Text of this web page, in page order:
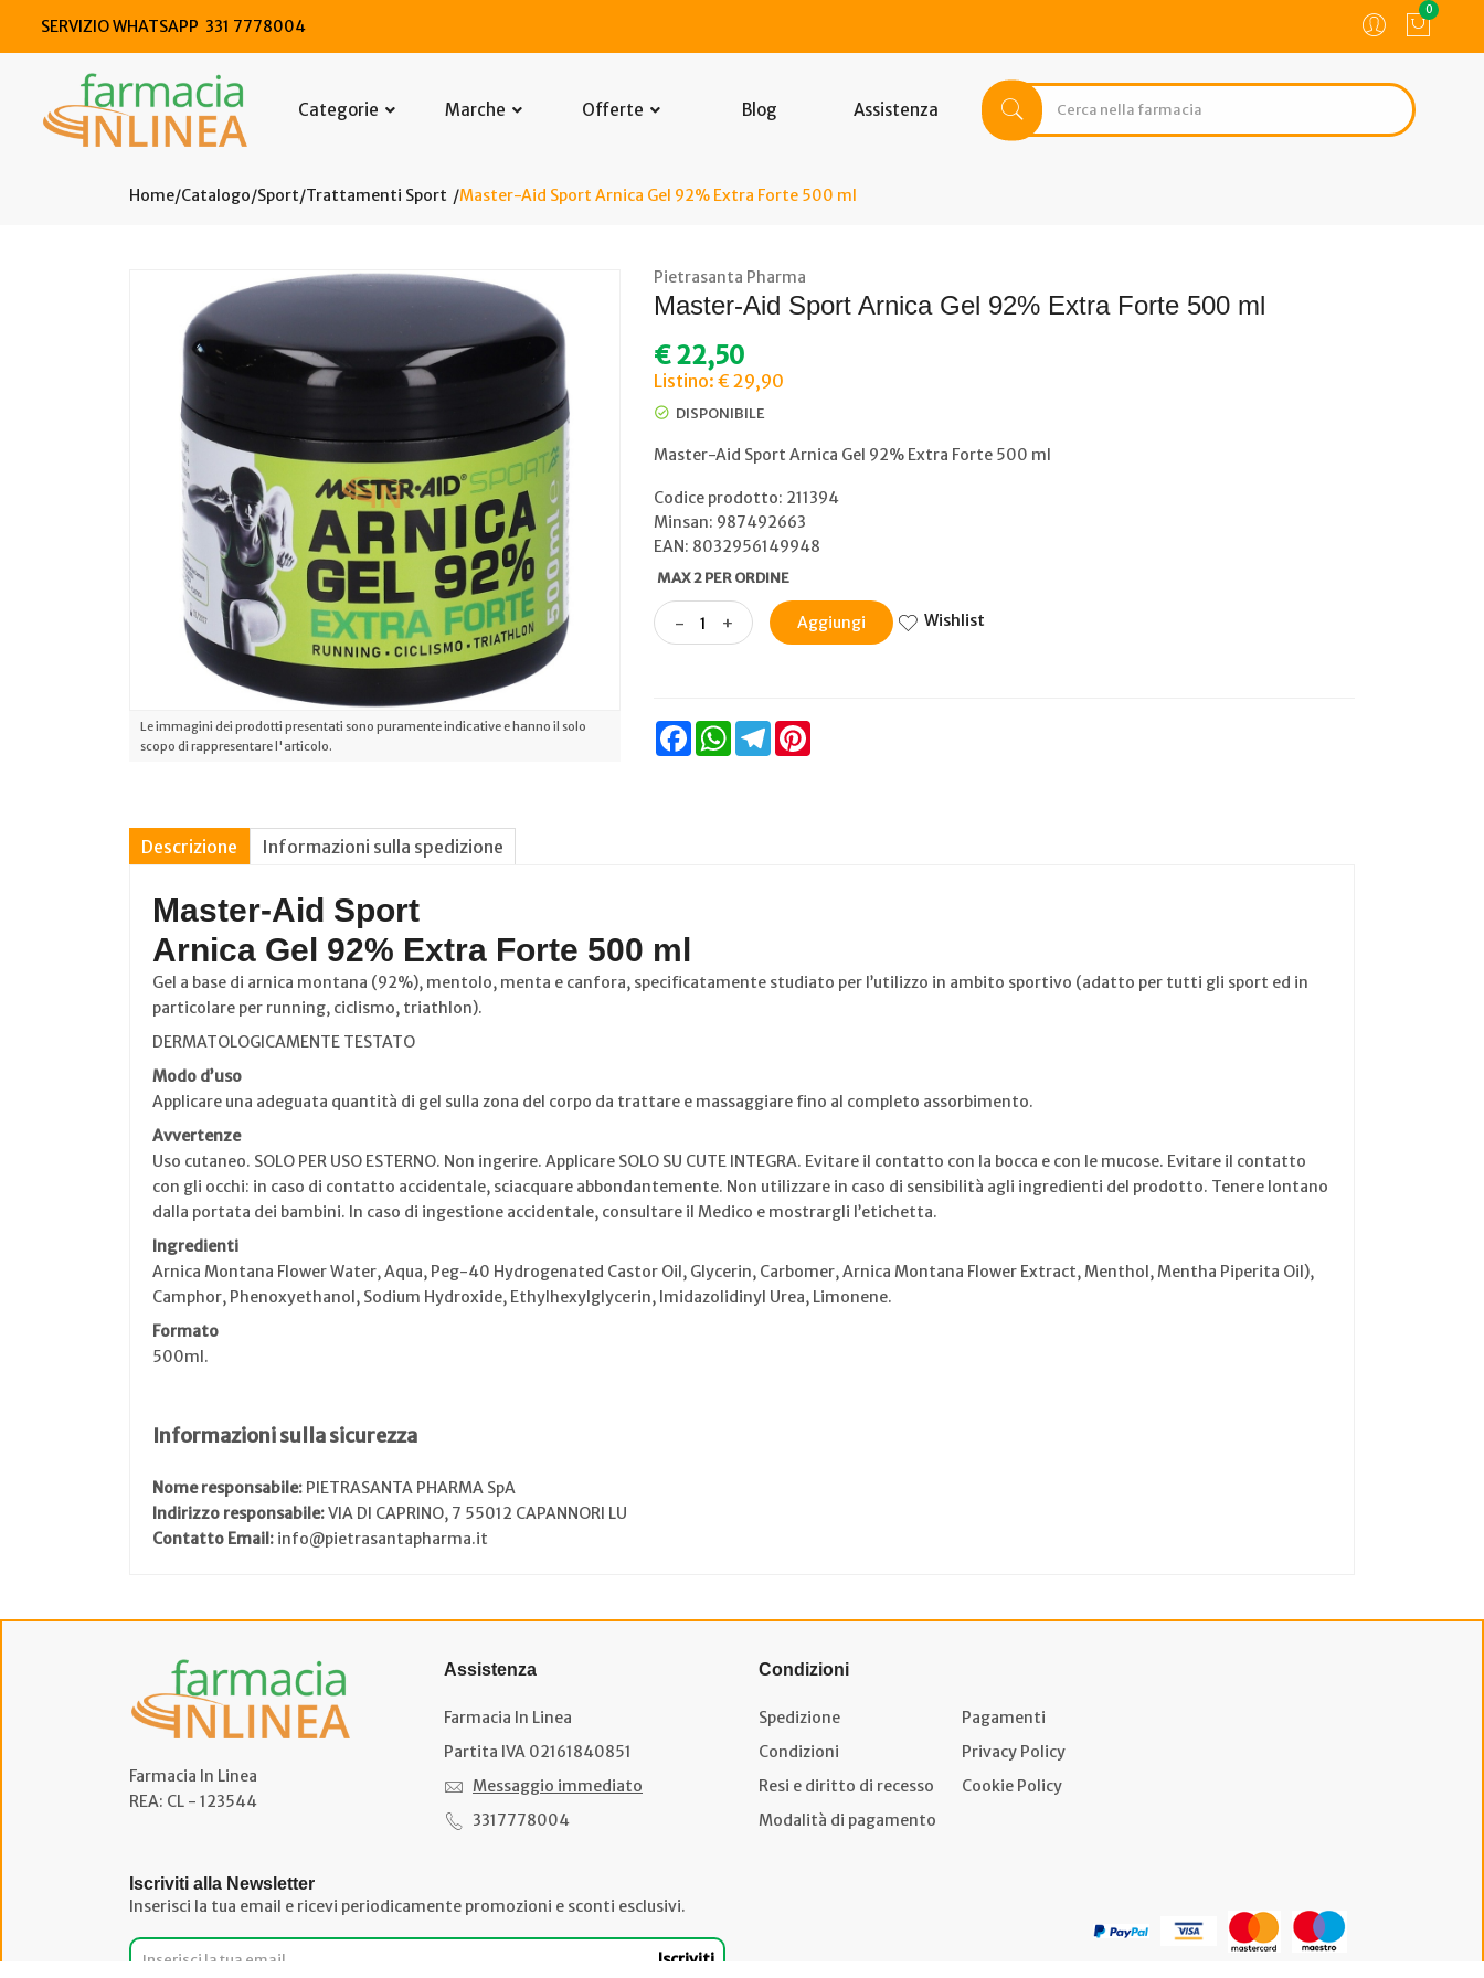
SERVIZIO WHATSAPP 331 7778004
0
Categorie Marche Offerte Blog Assistenza
Home Catalogo/Sport/Trattamenti Sport Master-Aid Sport Arnica Gel 92% Extra Forte 500 ml
Le immagini dei prodotti presentati sono puramente indicative e hanno il solo
scopo di rappresentare l'articolo.
Pietrasanta Pharma
Master-Aid Sport Arnica Gel 92% Extra Forte 500 ml
€22,50
Listino: € 29,90
DISPONIBILE
Master-Aid Sport Arnica Gel 92% Extra Forte 500 ml
Codice prodotto: 211394
Minsan: 987492663
EAN: 8032956149948
MAX 2 PER ORDINE
- + Aggiungi Wishlist
FacebookWhatsAppTelegram
Descrizione Informazioni sulla spedizione
Master-Aid Sport
Arnica Gel 92% Extra Forte 500 ml
Gel a base di arnica montana (92%), mentolo, menta e canfora, specificatamente studiato per l’utilizzo in ambito sportivo (adatto per tutti gli sport ed in
particolare per running, ciclismo, triathlon).
DERMATOLOGICAMENTE TESTATO
Modo d’uso
Applicare una adeguata quantità di gel sulla zona del corpo da trattare e massaggiare fino al completo assorbimento.
Avvertenze
Uso cutaneo. SOLO PER USO ESTERNO. Non ingerire. Applicare SOLO SU CUTE INTEGRA. Evitare il contatto con la bocca e con le mucose. Evitare il contatto
con gli occhi: in caso di contatto accidentale, sciacquare abbondantemente. Non utilizzare in caso di sensibilità agli ingredienti del prodotto. Tenere lontano
dalla portata dei bambini. In caso di ingestione accidentale, consultare il Medico e mostrargli l’etichetta.
Ingredienti
Arnica Montana Flower Water, Aqua, Peg-40 Hydrogenated Castor Oil, Glycerin, Carbomer, Arnica Montana Flower Extract, Menthol, Mentha Piperita Oil),
Camphor, Phenoxyethanol, Sodium Hydroxide, Ethylhexylglycerin, Imidazolidinyl Urea, Limonene.
Formato
500ml.
Informazioni sulla sicurezza
Nome responsabile: PIETRASANTA PHARMA SpA
Indirizzo responsabile:VIA DI CAPRINO, 7 55012 CAPANNORI LU
Contatto Email: info@pietrasantapharma.it
Farmacia In Linea
REA: CL - 123544
Assistenza
Farmacia In Linea
Partita IVA 02161840851
Messaggio immediato
3317778004
Condizioni
Spedizione
Pagamenti
Condizioni
Privacy Policy
Resi e diritto di recesso
Cookie Policy
Modalità di pagamento
Iscriviti alla Newsletter
Inserisci la tua email e ricevi periodicamente promozioni e sconti esclusivi.
Iscriviti